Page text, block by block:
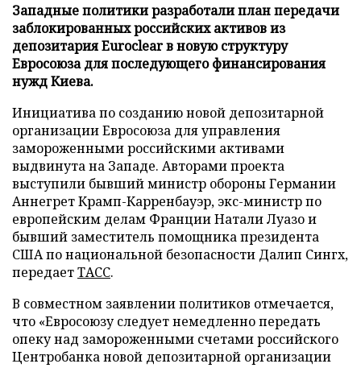
Западные политики разработали план передачи
заблокированных российских активов из
депозитария Euroclear в новую структуру
Евросоюза для последующего финансирования
нужд Киева.
Инициатива по созданию новой депозитарной
организации Евросоюза для управления
замороженными российскими активами
выдвинута на Западе. Авторами проекта
выступили бывший министр обороны Германии
Аннегрет Крамп-Карренбауэр, экс-министр по
европейским делам Франции Натали Луазо и
бывший заместитель помощника президента
США по национальной безопасности Далип Сингх,
передаетТАСС.
В совместном заявлении политиков отмечается,
что «Евросоюзу следует немедленно передать
опеку над замороженными счетами российского
Центробанка новой депозитарной организации